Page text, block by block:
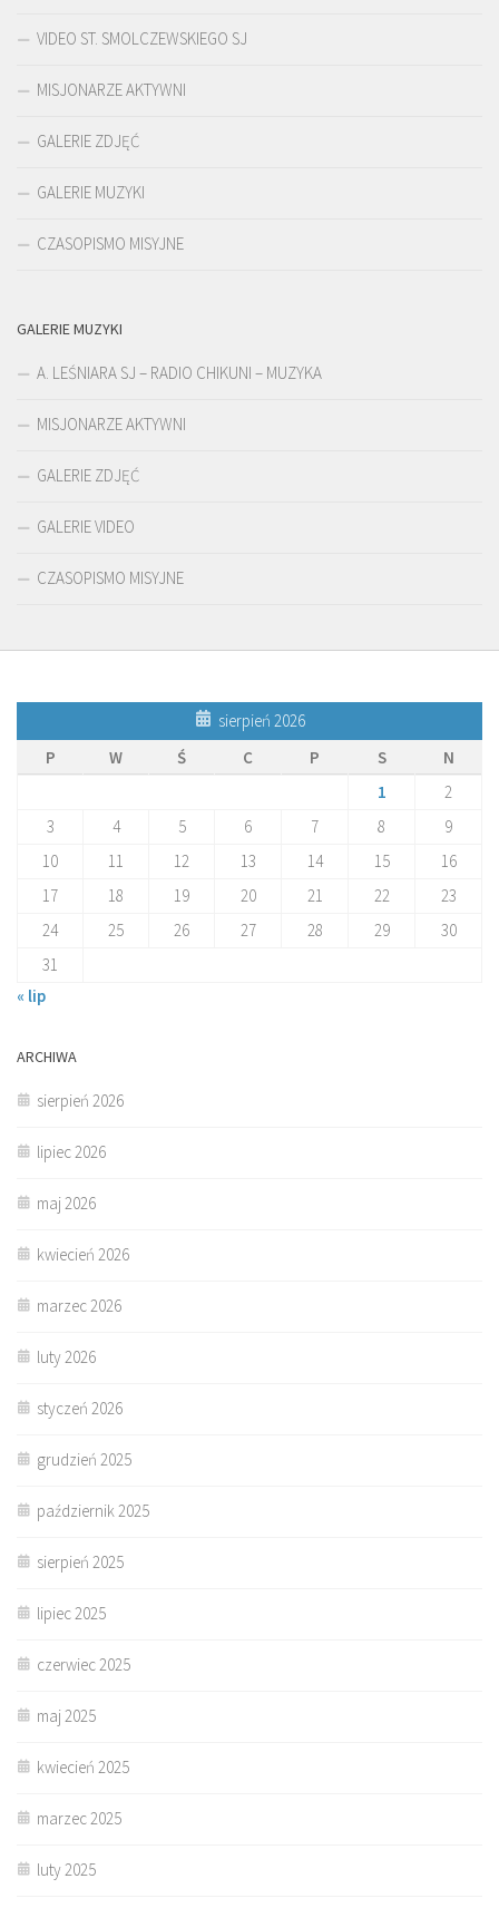
VIDEO ST. SMOLCZEWSKIEGO SJ
MISJONARZE AKTYWNI
GALERIE ZDJĘĆ
GALERIE MUZYKI
CZASOPISMO MISYJNE
GALERIE MUZYKI
A. LEŚNIARA SJ – RADIO CHIKUNI – MUZYKA
MISJONARZE AKTYWNI
GALERIE ZDJĘĆ
GALERIE VIDEO
CZASOPISMO MISYJNE
sierpień 2026
P
W Ś C P S
N
1
2
3
4 5 6 7 8
9
10
11 12 13 14 15
16
17
18 19 20 21 22
23
24
25 26 27 28 29
30
31
« lip
ARCHIWA
sierpień 2026
lipiec 2026
maj 2026
kwiecień 2026
marzec 2026
luty 2026
styczeń 2026
grudzień 2025
październik 2025
sierpień 2025
lipiec 2025
czerwiec 2025
maj 2025
kwiecień 2025
marzec 2025
luty 2025